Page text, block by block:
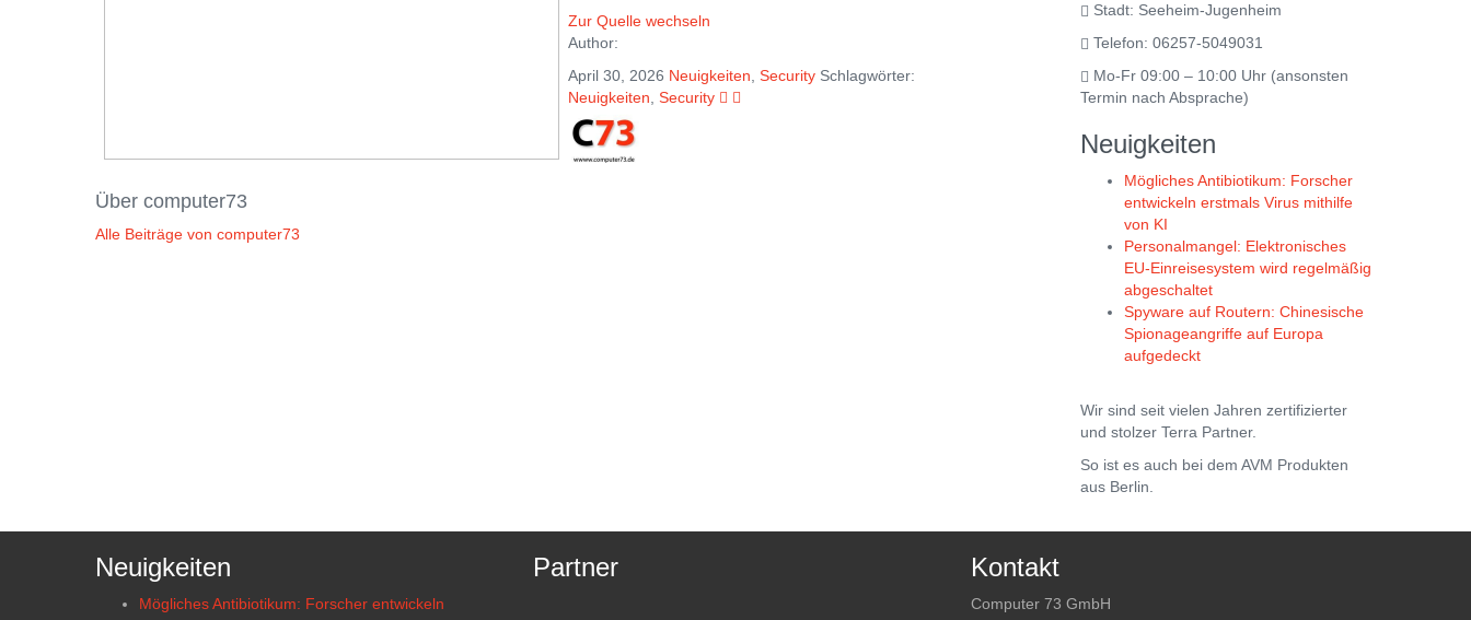
Zur Quelle wechseln
Author:
April 30, 2026 Neuigkeiten, Security Schlagwörter:
Neuigkeiten, Security
Über computer73
Alle Beiträge von computer73
Stadt: Seeheim-Jugenheim
Telefon: 06257-5049031
Mo-Fr 09:00 – 10:00 Uhr (ansonsten
Termin nach Absprache)
Neuigkeiten
Mögliches Antibiotikum: Forscher
entwickeln erstmals Virus mithilfe
von KI
Personalmangel: Elektronisches
EU-Einreisesystem wird regelmäßig
abgeschaltet
Spyware auf Routern: Chinesische
Spionageangriffe auf Europa
aufgedeckt
Wir sind seit vielen Jahren zertifizierter
und stolzer Terra Partner.
So ist es auch bei dem AVM Produkten
aus Berlin.
Neuigkeiten
Mögliches Antibiotikum: Forscher entwickeln
Partner Kontakt
Computer 73 GmbH